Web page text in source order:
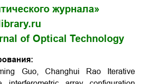
журнала»
of Optical Technology
Guo, Changhui Rao Iterative